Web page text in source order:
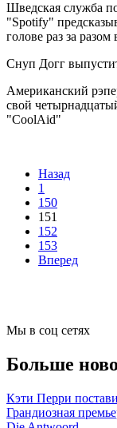
Шведская служба
"Spotify"
голове раз за разом
Снуп Догг
Американский
свой
"CoolAid"
Назад
1
150
151
152
153
Вперед
Мы в соц сетях
Больше
Кэти Перри
Грандиозная